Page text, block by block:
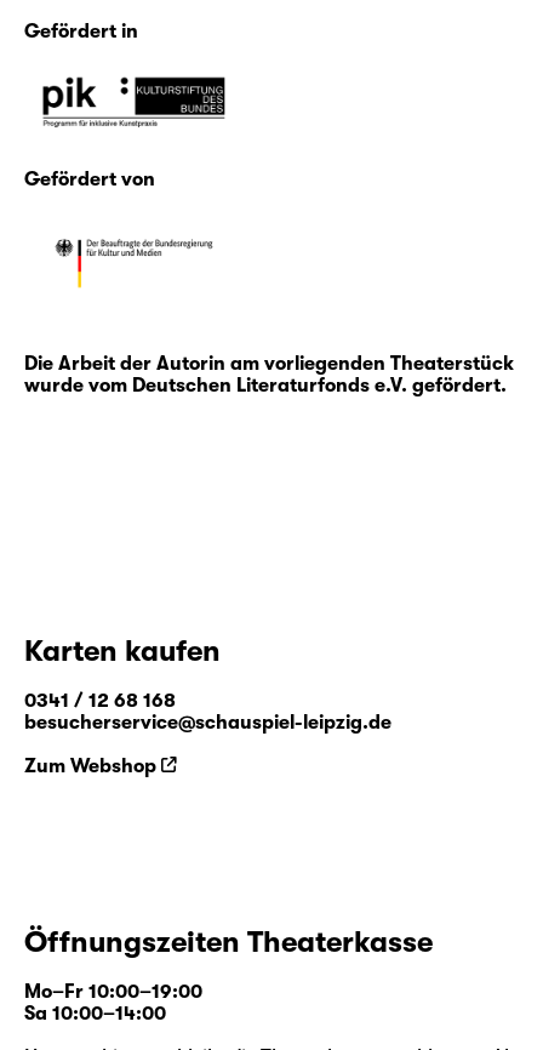
Gefördert in
Gefördert von
Die Arbeit der Autorin am vorliegenden Theaterstück
wurde vom Deutschen Literaturfonds e.V. gefördert.
Karten kaufen
0341 / 12 68 168
besucherservice@schauspiel-leipzig.de
Zum Webshop
Öffnungszeiten Theaterkasse
Mo–Fr 10:00–19:00
Sa 10:00–14:00